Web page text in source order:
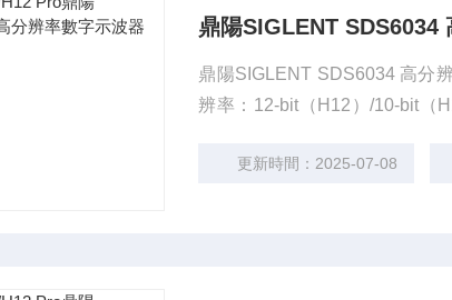
鼎陽SIGLENT SDS6034
鼎陽SIGLENT SDS6034 高分
辨率：12-bit（H12）/10-bit（
00 wfm/s更新時間：2025-07-08